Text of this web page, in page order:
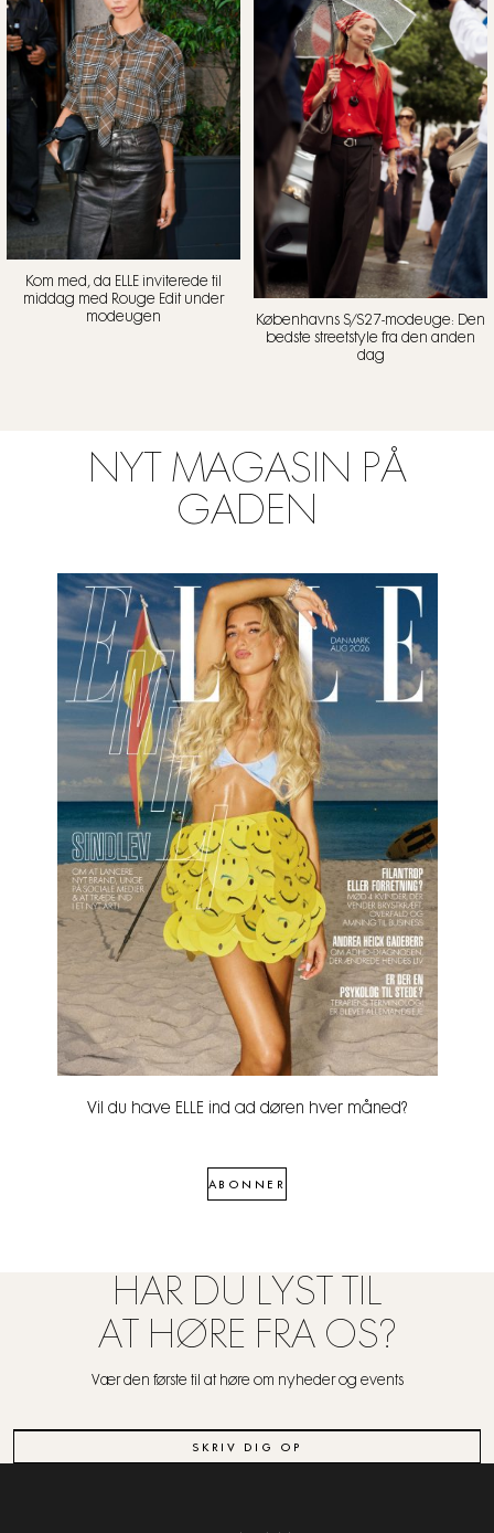
Kom med, da ELLE inviterede til
middag med Rouge Edit under
modeugen
Københavns S/S27-modeuge: Den
bedste streetstyle fra den anden
dag
NYT MAGASIN PÅ
GADEN
Vil du have ELLE ind ad døren hver måned?
ABONNER
HAR DU LYST TIL
AT HØRE FRA OS?
Vær den første til at høre om nyheder og events
SKRIV DIG OP